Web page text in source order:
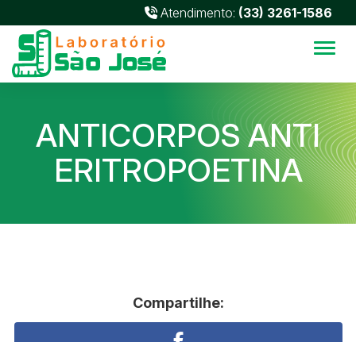
Atendimento: (33) 3261-1586
ANTICORPOS ANTI
ERITROPOETINA
Compartilhe: